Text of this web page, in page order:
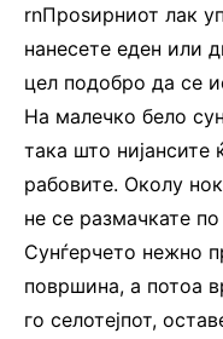
rnПроѕирниот лак
нанесете еден или
цел подобро да се
На малечко бело
така што нијансите
рабовите. Околу
не се размачкате
Сунѓерчето нежно
површина, а потоа
го селотејпот,